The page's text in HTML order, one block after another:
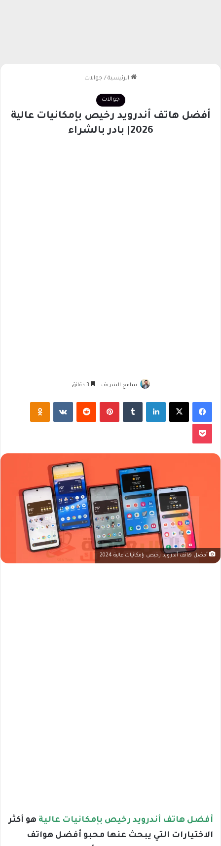
الرئيسية / جوالات
جوالات
أفضل هاتف أندرويد رخيص بإمكانيات عالية
2026| بادر بالشراء
سامح الشريف
فيسبوك لينكدإن بينتيريست
أفضل هاتف أندرويد رخيص بإمكانيات عالية 2024
أفضل هاتف أندرويد رخيص بإمكانيات عالية هو أكثر
الاختيارات التي يبحث عنها محبو أفضل هواتف